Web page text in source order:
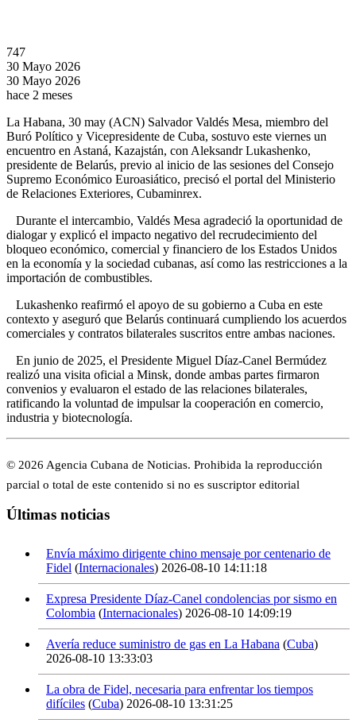
747
30 Mayo 2026
30 Mayo 2026
hace 2 meses
La Habana, 30 may (ACN) Salvador Valdés Mesa, miembro del
Buró Político y Vicepresidente de Cuba, sostuvo este viernes un
encuentro en Astaná, Kazajstán, con Aleksandr Lukashenko,
presidente de Belarús, previo al inicio de las sesiones del Consejo
Supremo Económico Euroasiático, precisó el portal del Ministerio
de Relaciones Exteriores, Cubaminrex.
Durante el intercambio, Valdés Mesa agradeció la oportunidad de
dialogar y explicó el impacto negativo del recrudecimiento del
bloqueo económico, comercial y financiero de los Estados Unidos
en la economía y la sociedad cubanas, así como las restricciones a la
importación de combustibles.
Lukashenko reafirmó el apoyo de su gobierno a Cuba en este
contexto y aseguró que Belarús continuará cumpliendo los acuerdos
comerciales y contratos bilaterales suscritos entre ambas naciones.
En junio de 2025, el Presidente Miguel Díaz-Canel Bermúdez
realizó una visita oficial a Minsk, donde ambas partes firmaron
convenios y evaluaron el estado de las relaciones bilaterales,
ratificando la voluntad de impulsar la cooperación en comercio,
industria y biotecnología.
© 2026 Agencia Cubana de Noticias. Prohibida la reproducción
parcial o total de este contenido si no es suscriptor editorial
Últimas noticias
Envía máximo dirigente chino mensaje por centenario de
Fidel (Internacionales) 2026-08-10 14:11:18
Expresa Presidente Díaz-Canel condolencias por sismo en
Colombia (Internacionales) 2026-08-10 14:09:19
Avería reduce suministro de gas en La Habana (Cuba)
2026-08-10 13:33:03
La obra de Fidel, necesaria para enfrentar los tiempos
difíciles (Cuba) 2026-08-10 13:31:25